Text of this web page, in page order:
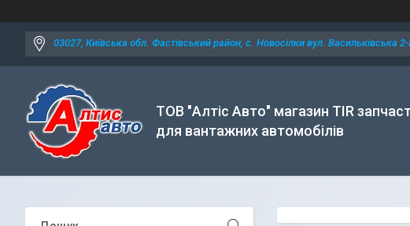
03027, Київська обл. Фастівський район, с. Новосілки вул. Васильківська 2-
ТОВ "Алтіс Авто" магазин TIR
для вантажних автомобілів